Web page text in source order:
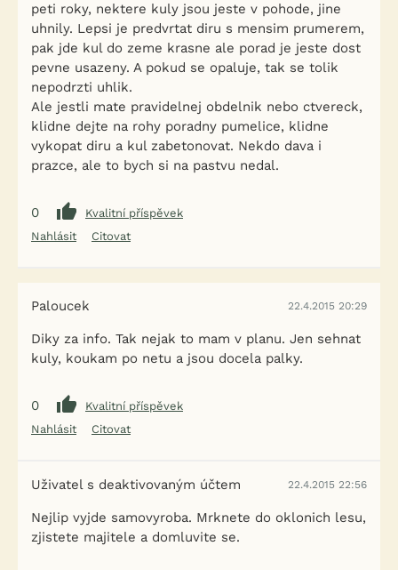
peti roky, nektere kuly jsou jeste v pohode, jine
uhnily. Lepsi je predvrtat diru s mensim prumerem,
pak jde kul do zeme krasne ale porad je jeste dost
pevne usazeny. A pokud se opaluje, tak se tolik
nepodrzti uhlik.
Ale jestli mate pravidelnej obdelnik nebo ctvereck,
klidne dejte na rohy poradny pumelice, klidne
vykopat diru a kul zabetonovat. Nekdo dava i
prazce, ale to bych si na pastvu nedal.
0
Kvalitní příspěvek
Nahlásit
Citovat
Paloucek 22.4.2015 20:29
Diky za info. Tak nejak to mam v planu. Jen sehnat
kuly, koukam po netu a jsou docela palky.
0
Kvalitní příspěvek
Nahlásit
Citovat
Uživatel s deaktivovaným účtem 22.4.2015 22:56
Nejlip vyjde samovyroba. Mrknete do oklonich lesu,
zjistete majitele a domluvite se.